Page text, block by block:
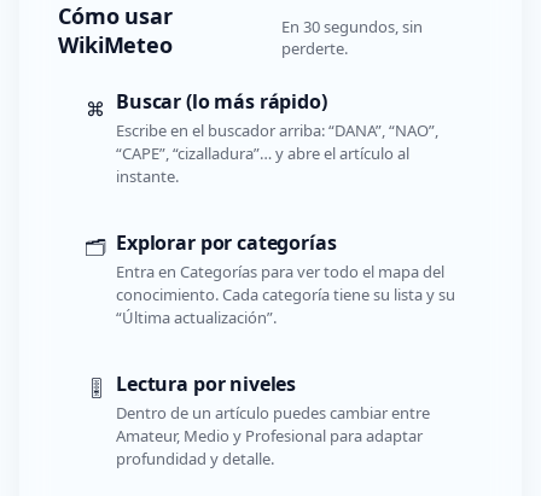
Cómo usar
WikiMeteo
En 30 segundos, sin
perderte.
⌘ Buscar (lo más rápido)
Escribe en el buscador arriba: “DANA”, “NAO”,
“CAPE”, “cizalladura”… y abre el artículo al
instante.
🗂️ Explorar por categorías
Entra en Categorías para ver todo el mapa del
conocimiento. Cada categoría tiene su lista y su
“Última actualización”.
🎚️ Lectura por niveles
Dentro de un artículo puedes cambiar entre
Amateur, Medio y Profesional para adaptar
profundidad y detalle.